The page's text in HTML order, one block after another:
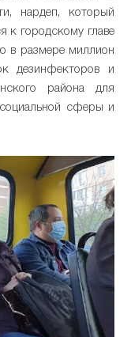
нардеп, который
к городскому главе
в размере миллион
дезинфекторов и
района для
сферы и